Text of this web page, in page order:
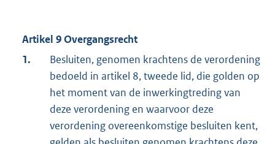
Artikel 9 Overgangsrecht
1.
Besluiten, genomen krachtens de verordening
bedoeld in artikel 8, tweede lid, die golden op
het moment van de inwerkingtreding van
deze verordening en waarvoor deze
verordening overeenkomstige besluiten kent,